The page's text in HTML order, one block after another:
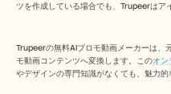
ツを作成している場合でも、Trupeerはア
Trupeerの無料AIプロモ動画メーカーは、
モ動画コンテンツへ変換します。このオン
やデザインの専門知識がなくても、魅力的
採用情報